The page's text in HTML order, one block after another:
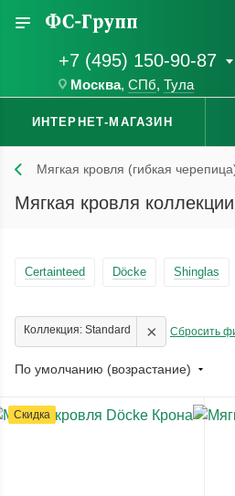
+7 (495) 150-90-87
Москва, СПб, Тула
ИНТЕРНЕТ-МАГАЗИН
Мягкая кровля (гибкая
Мягкая кровля
Certainteed Döcke Shinglas
Коллекция: Standard × Сбросить
По умолчанию (возрастание)
Скидка